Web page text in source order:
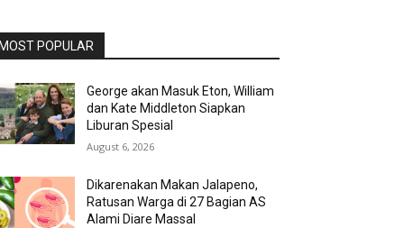
MOST POPULAR
George akan Masuk Eton, William
dan Kate Middleton Siapkan
Liburan Spesial
August 6, 2026
Dikarenakan Makan Jalapeno,
Ratusan Warga di 27 Bagian AS
Alami Diare Massal